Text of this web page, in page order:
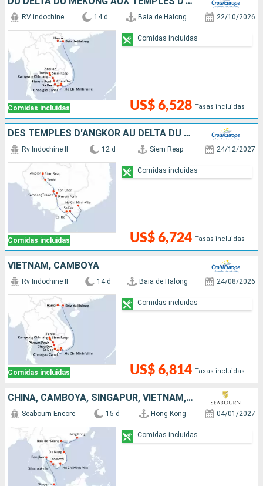
Comidas incluidas
RV indochine 14 d Baia de Halong 22/10/2026
US$ 6,528 Tasas incluidas
Comidas incluidas
DES TEMPLES D'ANGKOR AU DELTA DU MÉKONG, VIVEZ DES FÊTES DE FIN D'ANNÉES UNIQUES ET DÉPAYSANTES
Comidas incluidas
Rv Indochine II 12 d Siem Reap 24/12/2027
US$ 6,724 Tasas incluidas
Comidas incluidas
VIETNAM, CAMBOYA
Comidas incluidas
Rv Indochine II 14 d Baia de Halong 24/08/2026
US$ 6,814 Tasas incluidas
Comidas incluidas
CHINA, CAMBOYA, SINGAPUR, VIETNAM, TAILANDIA
Seabourn Encore 15 d Hong Kong 04/01/2027
Comidas incluidas